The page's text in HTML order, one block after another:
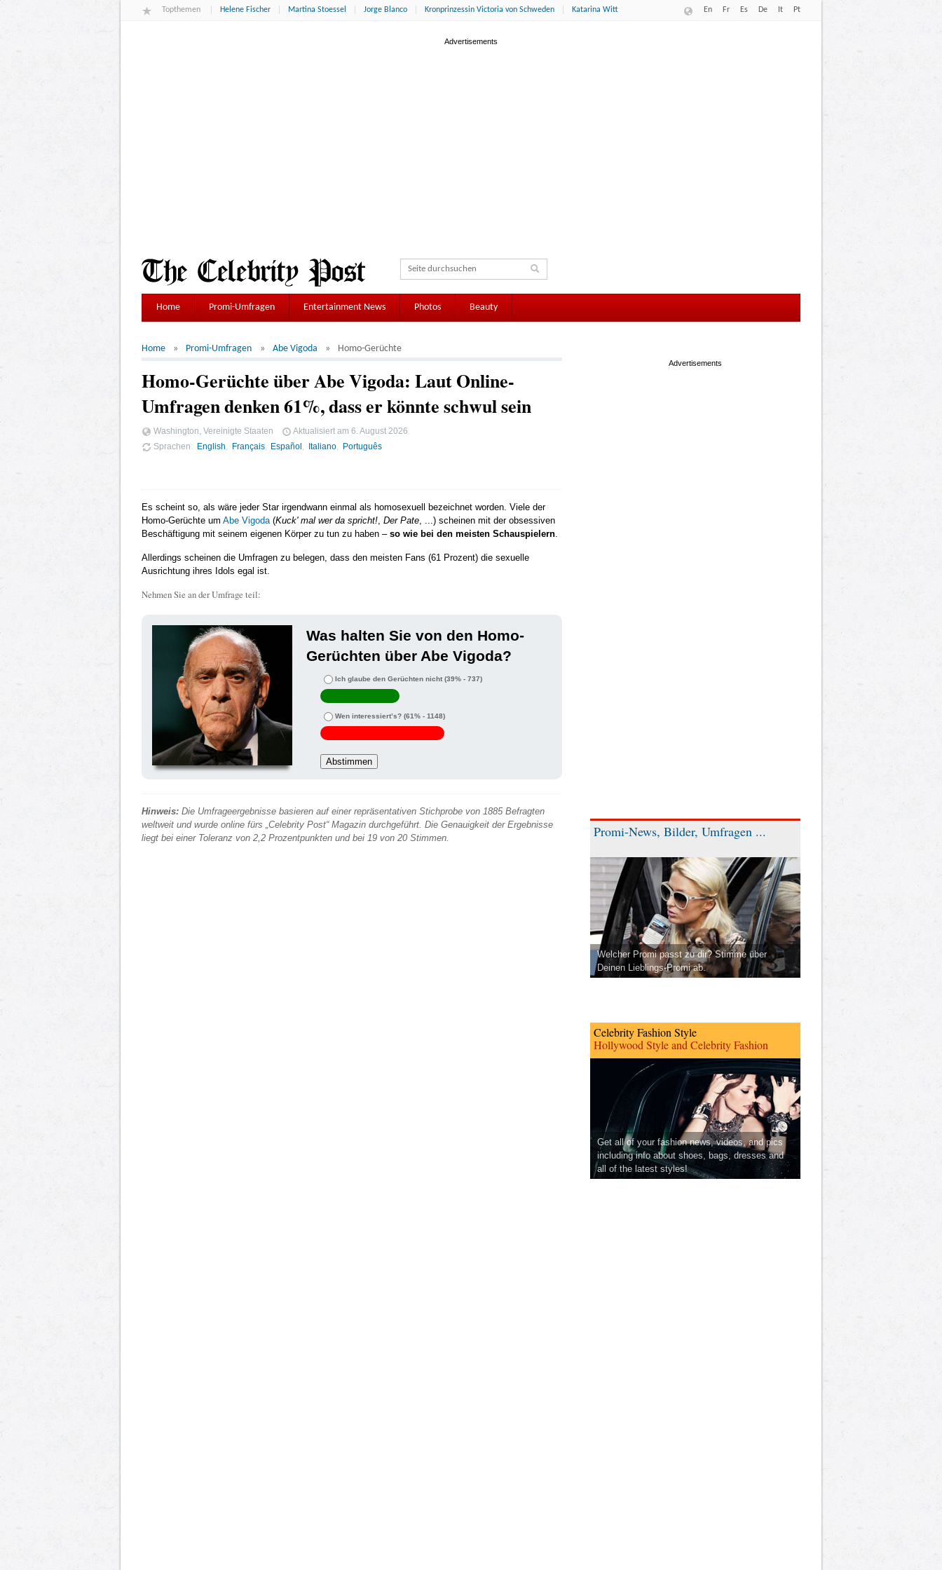
Topthemen Helene Fischer Martina Stoessel Jorge Blanco Kronprinzessin Victoria von Schweden Katarina Witt En Fr Es De It Pt
Home Promi-Umfragen Entertainment News Photos Beauty
Home Promi-Umfragen Abe Vigoda Homo-Gerüchte
Homo-Gerüchte über Abe Vigoda: Laut Online-
Umfragen denken 61%, dass er könnte schwul sein
Washington, Vereinigte Staaten Aktualisiert am 6. August 2026
Sprachen
English Français Español Italiano Português
Es scheint so, als wäre jeder Star irgendwann einmal als homosexuell bezeichnet worden. Viele der
Homo-Gerüchte um Abe Vigoda (Kuck' mal wer da spricht! Der Pate , ...) scheinen mit der obsessiven
Beschäftigung mit seinem eigenen Körper zu tun zu haben – so wie bei den meisten Schauspielern
Allerdings scheinen die Umfragen zu belegen, dass den meisten Fans (61 Prozent) die sexuelle
Ausrichtung ihres Idols egal ist.
Nehmen Sie an der Umfrage teil:
Was halten Sie von den Homo-
Gerüchten über Abe Vigoda?
Ich glaube den Gerüchten nicht (39% - 737)
Wen interessiert’s? (61% - 1148)
Hinweis: Die Umfrageergebnisse basieren auf einer repräsentativen Stichprobe von 1885 Befragten
weltweit und wurde online fürs „Celebrity Post“ Magazin durchgeführt. Die Genauigkeit der Ergebnisse
liegt bei einer Toleranz von 2,2 Prozentpunkten und bei 19 von 20 Stimmen.
Promi-News, Bilder, Umfragen ...
Welcher Promi passt zu dir? Stimme über
Deinen Lieblings-Promi ab.
Celebrity Fashion Style
Hollywood Style and Celebrity Fashion
Get all of your fashion news, videos, and pics
including info about shoes, bags, dresses and
all of the latest styles!